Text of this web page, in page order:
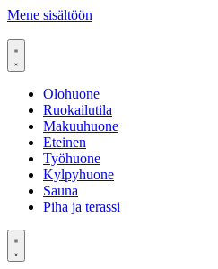
Mene sisältöön
Olohuone
Ruokailutila
Makuuhuone
Eteinen
Työhuone
Kylpyhuone
Sauna
Piha ja terassi